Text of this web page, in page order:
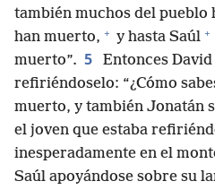
también muchos del pueblo
han muerto, + y hasta Saúl +
muerto”. 5
Entonces
refiriéndoselo: “¿Cómo
muerto, y también Jonatán
el joven que estaba
inesperadamente en el
Saúl apoyándose sobre su